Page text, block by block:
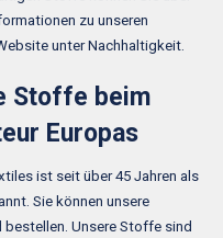
zu unseren
unter Nachhaltigkeit.
Stoffe beim
Europas
ist seit über 45 Jahren als
Sie können unsere
Unsere Stoffe sind